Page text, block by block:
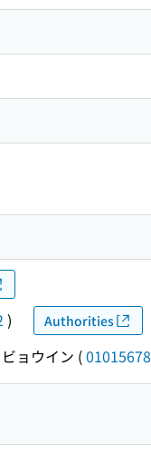
) Authorities
ョウイン (01015678